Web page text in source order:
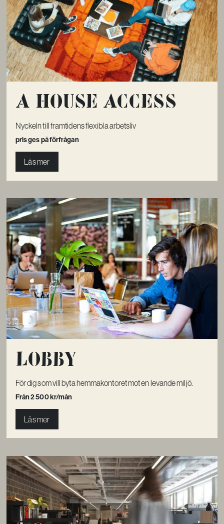
A House Access
Nyckeln till framtidens flexibla arbetsliv
pris ges på förfrågan
Läs mer
Lobby
För dig som vill byta hemmakontoret mot en levande miljö.
Från 2 500 kr/mån
Läs mer